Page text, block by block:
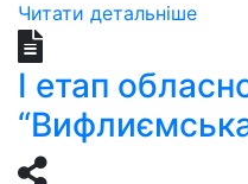
Читати детальніше
І етап
“Вифлиємська